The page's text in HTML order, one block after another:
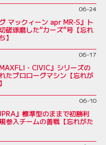
06-24
マックィーン apr MR-S』ト
磋琢磨した“カーズ”号【忘れ
】
06-17
・CIVIC』シリーズの
たプロローグマシン【忘れが
06-10
』標準型のままで初勝利
参入チームの善戦【忘れがた